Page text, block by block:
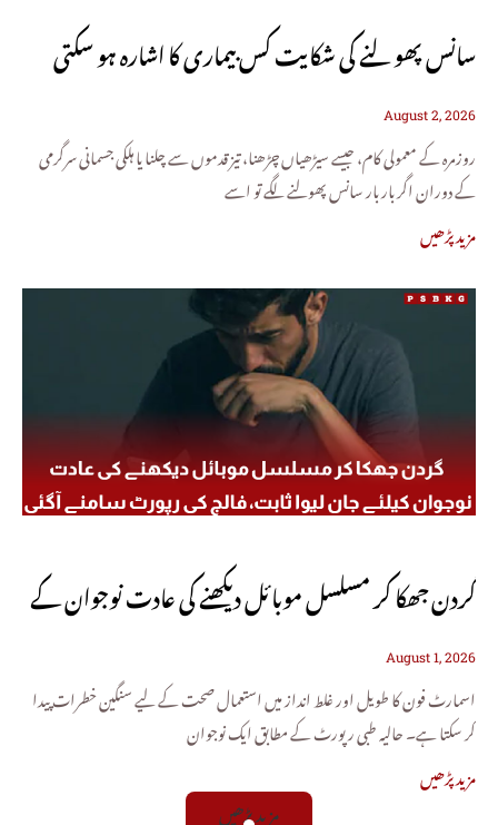
سانس پھولنے کی شکایت کس بیماری کا اشارہ ہو سکتی
ہے؟ ماہرین نے بتایا
August 2, 2026
روزمرہ کے معمولی کام، جیسے سیڑھیاں چڑھنا، تیز قدموں سے چلنا یا ہلکی جسمانی سرگرمی
کے دوران اگر بار بار سانس پھولنے لگے تو اسے
مزید پڑھیں
گردن جھکا کر مسلسل موبائل دیکھنے کی عادت نوجوان کے
لیے جان لیوا ثابت، فالج کی رپورٹ سامنے آگئی
August 1, 2026
اسمارٹ فون کا طویل اور غلط انداز میں استعمال صحت کے لیے سنگین خطرات پیدا
کر سکتا ہے۔ حالیہ طبی رپورٹ کے مطابق ایک نوجوان
مزید پڑھیں
مزید پڑھیں